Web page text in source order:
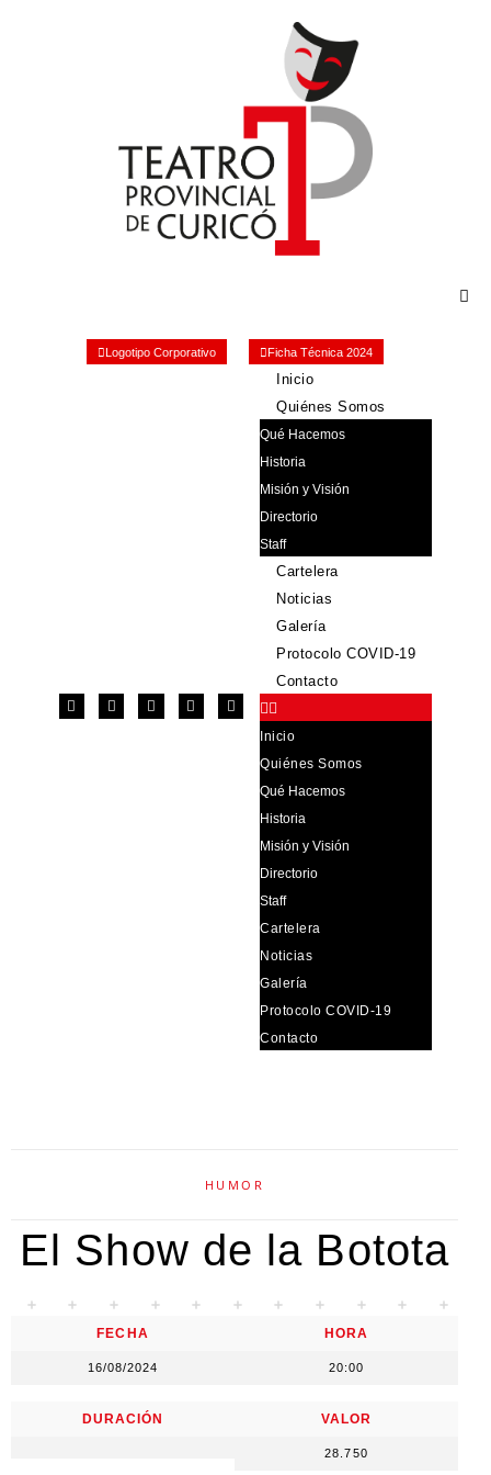
Logotipo Corporativo Ficha Técnica 2024
Inicio
Quiénes Somos
Qué Hacemos
Historia
Misión y Visión
Directorio
Staff
Cartelera
Noticias
Galería
Protocolo COVID-19
Contacto
Inicio
Quiénes Somos
Qué Hacemos
Historia
Misión y Visión
Directorio
Staff
Cartelera
Noticias
Galería
Protocolo COVID-19
Contacto
HUMOR
El Show de la Botota
FECHA
16/08/2024
HORA
20:00
DURACIÓN VALOR
28.750